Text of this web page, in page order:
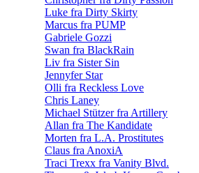
Luke fra Dirty Skirty
Marcus fra PUMP
Gabriele Gozzi
Swan fra BlackRain
Liv fra Sister Sin
Jennyfer Star
Olli fra Reckless Love
Chris Laney
Michael Stützer fra Artillery
Allan fra The Kandidate
Morten fra L.A. Prostitutes
Claus fra AnoxiA
Traci Trexx fra Vanity Blvd.